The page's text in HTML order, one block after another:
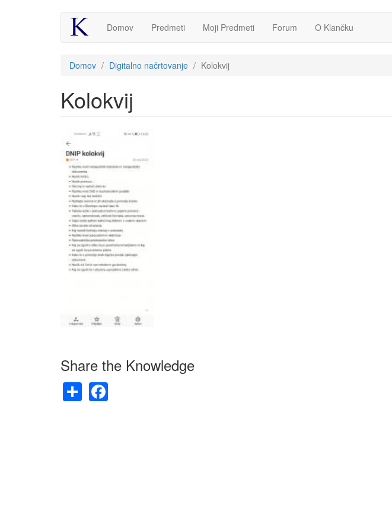
Domov Predmeti Moji Predmeti Forum O Klančku
Domov / Digitalno načrtovanje / Kolokvij
Kolokvij
Share the Knowledge
Share